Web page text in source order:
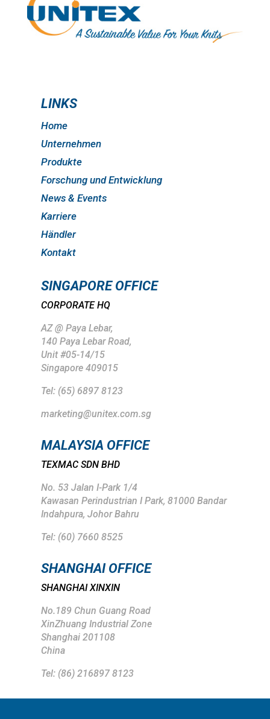
LINKS
Home
Unternehmen
Produkte
Forschung und Entwicklung
News & Events
Karriere
Händler
Kontakt
SINGAPORE OFFICE
CORPORATE HQ
AZ @ Paya Lebar,
140 Paya Lebar Road,
Unit #05-14/15
Singapore 409015
Tel: (65) 6897 8123
marketing@unitex.com.sg
MALAYSIA OFFICE
TEXMAC SDN BHD
No. 53 Jalan I-Park 1/4
Kawasan Perindustrian I Park, 81000 Bandar
Indahpura, Johor Bahru
Tel: (60) 7660 8525
SHANGHAIOFFICE
SHANGHAI XINXIN
No.189 Chun Guang Road
XinZhuang Industrial Zone
Shanghai 201108
China
Tel: (86) 216897 8123